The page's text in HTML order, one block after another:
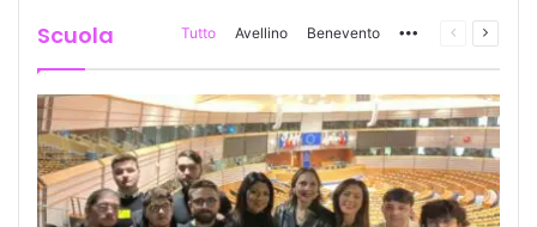
Scuola Tutto Avellino Benevento More Pagina